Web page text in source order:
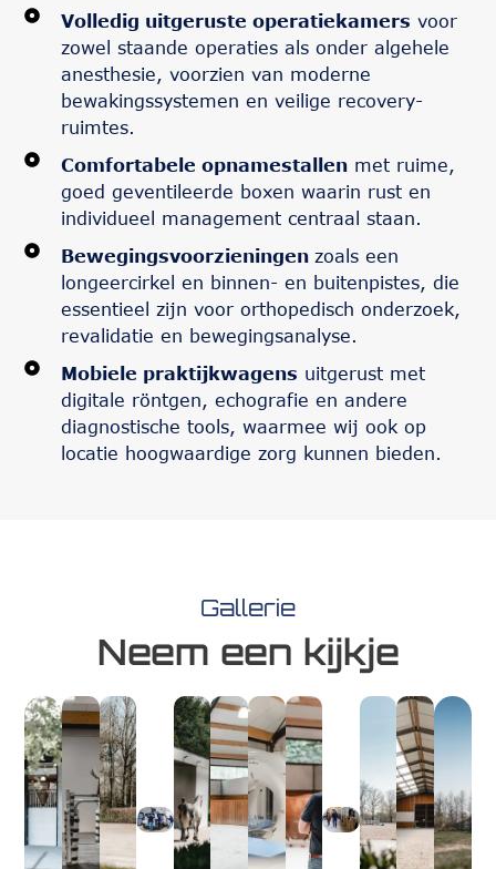
Volledig uitgeruste operatiekamers voor
zowel staande operaties als onder algehele
anesthesie, voorzien van moderne
bewakingssystemen en veilige recovery-
ruimtes.
Comfortabele opnamestallenmet ruime,
goed geventileerde boxen waarin rust en
individueel management centraal staan.
Bewegingsvoorzieningen zoals een
longeercirkel en binnen- en buitenpistes, die
essentieel zijn voor orthopedisch onderzoek,
revalidatie en bewegingsanalyse.
Mobiele praktijkwagens uitgerust met
digitale röntgen, echografie en andere
diagnostische tools, waarmee wij ook op
locatie hoogwaardige zorg kunnen bieden.
Gallerie
Neem een kijkje